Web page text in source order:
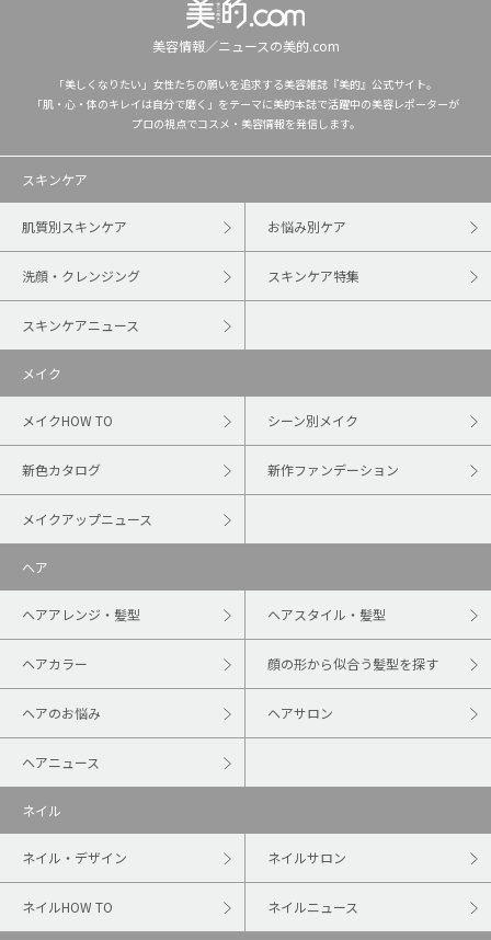
美容情報／ニュースの美的.com
「美しくなりたい」女性たちの願いを追求する美容雑誌『美的』公式サイト。
「肌・心・体のキレイは自分で磨く」をテーマに美的本誌で活躍中の美容レポーターが
プロの視点でコスメ・美容情報を発信します。
スキンケア
肌質別スキンケア お悩み別ケア
洗顔・クレンジング スキンケア特集
スキンケアニュース
メイク
メイクHOW TO シーン別メイク
新色カタログ 新作ファンデーション
メイクアップニュース
ヘア
ヘアアレンジ・髪型 ヘアスタイル・髪型
ヘアカラー 顔の形から似合う髪型を探す
ヘアのお悩み ヘアサロン
ヘアニュース
ネイル
ネイル・デザイン ネイルサロン
ネイルHOW TO ネイルニュース